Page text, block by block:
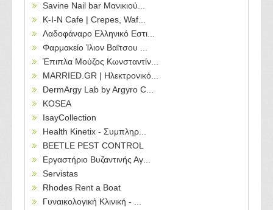
Savine Nail bar Μανικιού...
Κ-Ι-Ν Cafe | Crepes, Waf...
Λαδοφάναρο Ελληνικό Εστι...
Φαρμακείο Ίλιον Βαϊτσου ...
Έπιπλα Μούζος Κωνσταντίν...
MARRIED.GR | Ηλεκτρονικό...
DermArgy Lab by Argyro C...
KOSEA
IsayCollection
Health Kinetix - Συμπληρ...
BEETLE PEST CONTROL
Εργαστήριο Βυζαντινής Αγ...
Servistas
Rhodes Rent a Boat
Γυναικολογική Κλινική - ...